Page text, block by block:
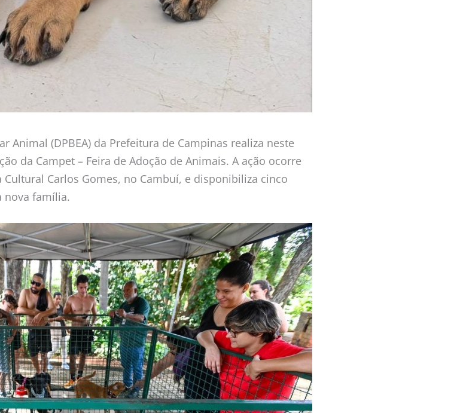
Animal (DPBEA) da Prefeitura de Campinas realiza neste
da Campet – Feira de Adoção de Animais. A ação ocorre
Carlos Gomes, no Cambuí, e disponibiliza cinco
nova família.